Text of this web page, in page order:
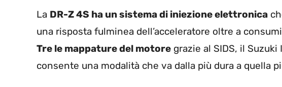
La DR-Z 4S ha un sistema di iniezione elettronica
una risposta fulminea dell’acceleratore oltre a
Tre le mappature del motore grazie al SIDS, il
consente una modalità che va dalla più dura a quella